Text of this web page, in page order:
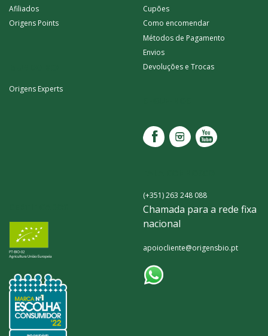
Afiliados
Origens Points
Cupões
Como encomendar
Métodos de Pagamento
Envios
Devoluções e Trocas
Origens Experts
(+351) 263 248 088
Chamada para a rede fixa
nacional
apoiocliente@origensbio.pt